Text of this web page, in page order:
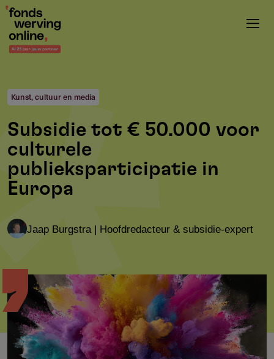
Overslaan
naar
de
gaan
Kunst, cultuur en media
Subsidie tot € 50.000 voor
culturele
publieksparticipatie in
Europa
Jaap Burgstra | Hoofdredacteur & subsidie-expert